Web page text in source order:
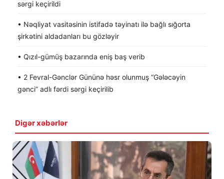
sərgi keçirildi
• Nəqliyat vasitəsinin istifadə təyinatı ilə bağlı sığorta
şirkətini aldadanları bu gözləyir
• Qızıl-gümüş bazarında eniş baş verib
• 2 Fevral-Gənclər Gününə həsr olunmuş “Gələcəyin
gənci” adlı fərdi sərgi keçirilib
Digər xəbərlər